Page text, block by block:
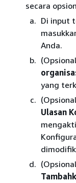
secara
Di input
Anda.
yang
Ulasan